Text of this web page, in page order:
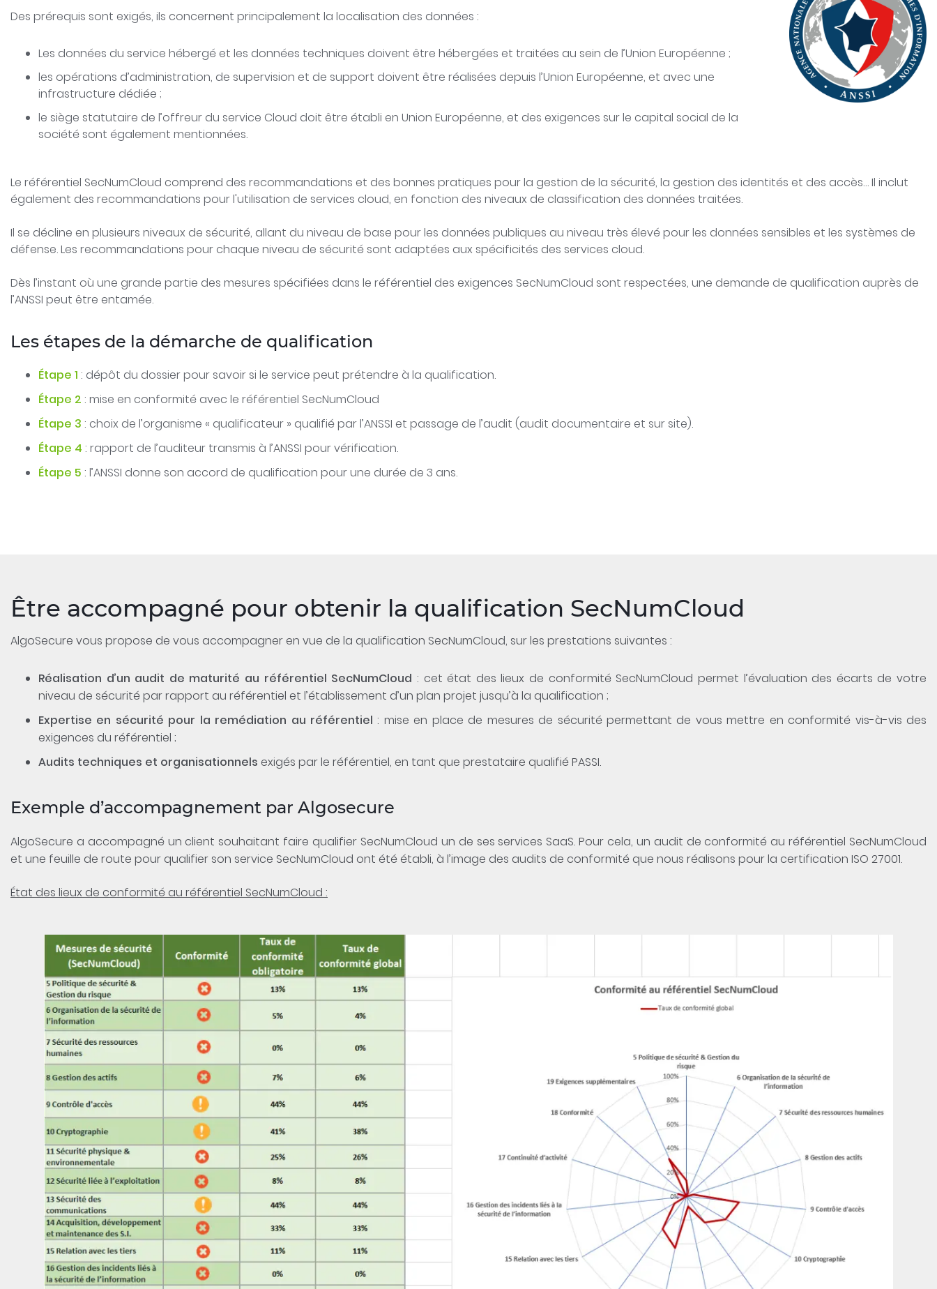
Des prérequis sont exigés, ils concernent principalement la localisation des données :
Les données du service hébergé et les données techniques doivent être hébergées et traitées au sein de l’Union Européenne ;
les opérations d’administration, de supervision et de support doivent être réalisées depuis l’Union Européenne, et avec une
infrastructure dédiée ;
le siège statutaire de l’offreur du service Cloud doit être établi en Union Européenne, et des exigences sur le capital social de la
société sont également mentionnées.
Le référentiel SecNumCloud comprend des recommandations et des bonnes pratiques pour la gestion de la sécurité, la gestion des identités et des accès… Il inclut
également des recommandations pour l'utilisation de services cloud, en fonction des niveaux de classification des données traitées.
Il se décline en plusieurs niveaux de sécurité, allant du niveau de base pour les données publiques au niveau très élevé pour les données sensibles et les systèmes de
défense. Les recommandations pour chaque niveau de sécurité sont adaptées aux spécificités des services cloud.
Dès l’instant où une grande partie des mesures spécifiées dans le référentiel des exigences SecNumCloud sont respectées, une demande de qualification auprès de
l’ANSSI peut être entamée.
Les étapes de la démarche de qualification
Étape 1 : dépôt du dossier pour savoir si le service peut prétendre à la qualification.
Étape 2 : mise en conformité avec le référentiel SecNumCloud
Étape 3 : choix de l’organisme « qualificateur » qualifié par l’ANSSI et passage de l’audit (audit documentaire et sur site).
Étape 4 : rapport de l’auditeur transmis à l’ANSSI pour vérification.
Étape 5 : l’ANSSI donne son accord de qualification pour une durée de 3 ans.
Être accompagné pour obtenir la qualification SecNumCloud
AlgoSecure vous propose de vous accompagner en vue de la qualification SecNumCloud, sur les prestations suivantes :
Réalisation d’un audit de maturité au référentiel SecNumCloud : cet état des lieux de conformité SecNumCloud permet l’évaluation des écarts de votre
niveau de sécurité par rapport au référentiel et l’établissement d’un plan projet jusqu’à la qualification ;
Expertise en sécurité pour la remédiation au référentiel : mise en place de mesures de sécurité permettant de vous mettre en conformité vis-à-vis des
exigences du référentiel ;
Audits techniques et organisationnels exigés par le référentiel, en tant que prestataire qualifié PASSI.
Exemple d’accompagnement par Algosecure
AlgoSecure a accompagné un client souhaitant faire qualifier SecNumCloud un de ses services SaaS. Pour cela, un audit de conformité au référentiel SecNumCloud
et une feuille de route pour qualifier son service SecNumCloud ont été établi, à l’image des audits de conformité que nous réalisons pour la certification ISO 27001.
État des lieux de conformité au référentiel SecNumCloud :